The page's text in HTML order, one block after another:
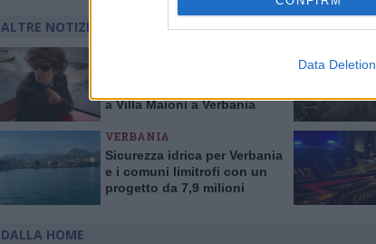
Data Deletion
ALTRE NOTIZIE DI VERBANIA
a Villa Maioni a Verbania
VERBANIA
Sicurezza idrica per Verbania
e i comuni limitrofi con un
progetto da 7,9 milioni
DALLA HOME